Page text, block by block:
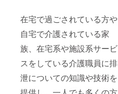
在宅で過ごされている方や
自宅で介護されている家
族、在宅系や施設系サービ
スをしている介護職員に排
泄についての知識や技術を